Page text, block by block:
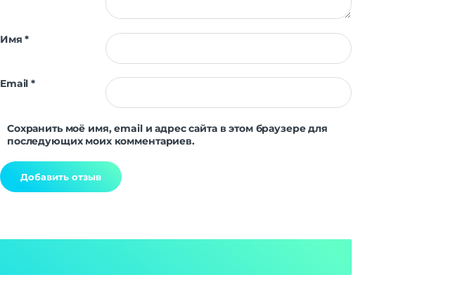
Имя*
Email*
Сохранить моё имя, email и адрес сайта в этом браузере для
последующих моих комментариев.